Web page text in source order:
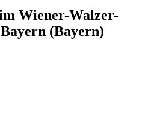
Wiener-Walzer-
(Bayern)